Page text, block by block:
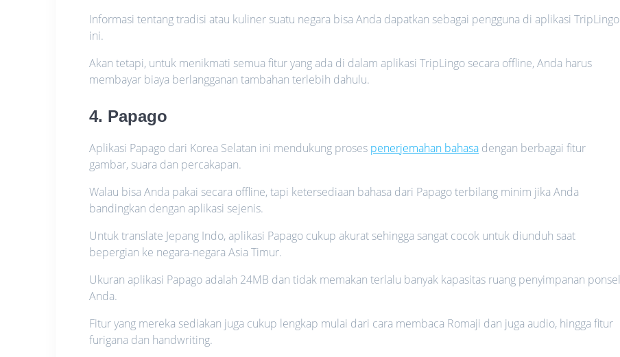
Informasi tentang tradisi atau kuliner suatu negara bisa Anda dapatkan sebagai pengguna di aplikasi TripLingo
ini.
Akan tetapi, untuk menikmati semua fitur yang ada di dalam aplikasi TripLingo secara offline, Anda harus
membayar biaya berlangganan tambahan terlebih dahulu.
4. Papago
Aplikasi Papago dari Korea Selatan ini mendukung proses penerjemahan bahasa dengan berbagai fitur
gambar, suara dan percakapan.
Walau bisa Anda pakai secara offline, tapi ketersediaan bahasa dari Papago terbilang minim jika Anda
bandingkan dengan aplikasi sejenis.
Untuk translate Jepang Indo, aplikasi Papago cukup akurat sehingga sangat cocok untuk diunduh saat
bepergian ke negara-negara Asia Timur.
Ukuran aplikasi Papago adalah 24MB dan tidak memakan terlalu banyak kapasitas ruang penyimpanan ponsel
Anda.
Fitur yang mereka sediakan juga cukup lengkap mulai dari cara membaca Romaji dan juga audio, hingga fitur
furigana dan handwriting.